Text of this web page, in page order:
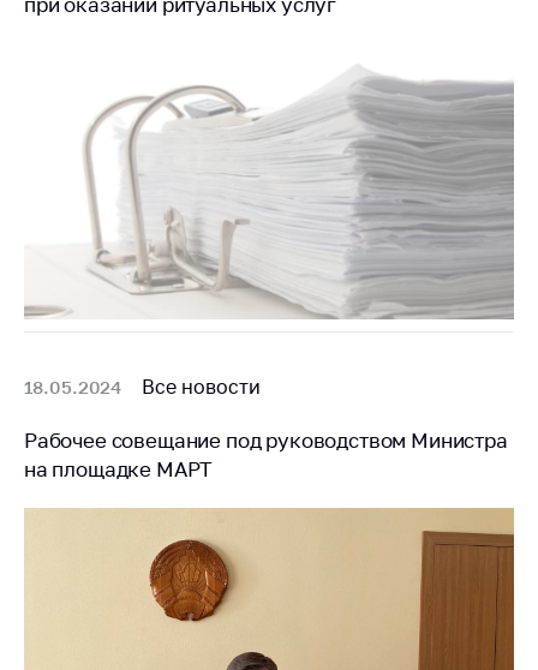
18.05.2024 Все новости
Рабочее совещание под руководством Министра
на площадке МАРТ